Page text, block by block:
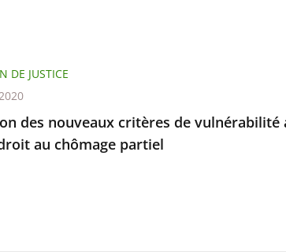
des nouveaux critères de vulnérabilité
au chômage partiel
DE JUSTICE